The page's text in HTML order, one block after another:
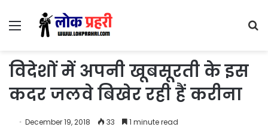
Menu
विदेशों में अपनी खूबसूरती के इस
कदर जलवे बिखेर रही हैं करीना
December 19, 2018 33 1 minute read